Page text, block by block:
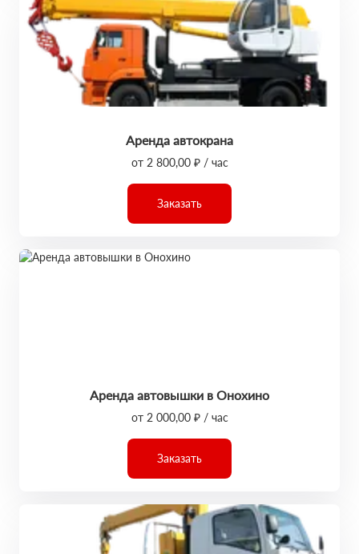
Аренда автокрана
от 2 800,00 ₽ / час
Заказать
Аренда автовышки в Онохино
от 2 000,00 ₽ / час
Заказать